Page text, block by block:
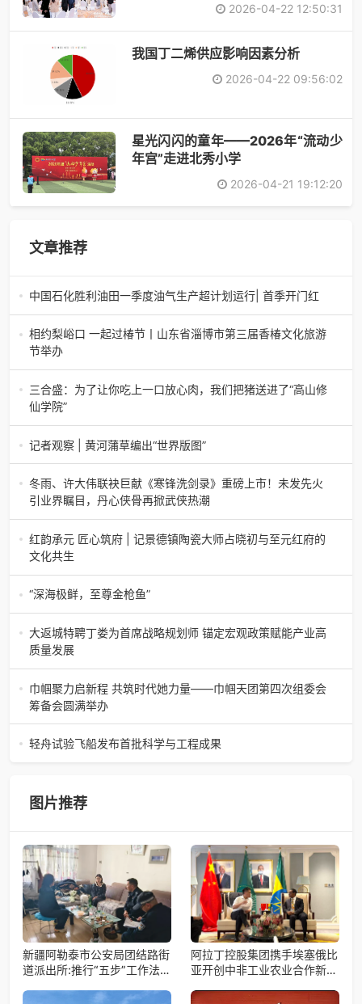
2026-04-22 12:50:31
​我国丁二烯供应影响因素分析
2026-04-22 09:56:02
星光闪闪的童年——2026年“流动少
年宫”走进北秀小学
2026-04-21 19:12:20
文章推荐
中国石化胜利油田一季度油气生产超计划运行| 首季开门红
中国石化胜利油田一季度油气生产超计划运行| 首季开门红济
南电（记者 瑞夫 胜宣）2026年一季度，中国石化胜利油田
生产原油585.86万吨，天
相约梨峪口 一起过椿节丨山东省淄博市第三届香椿文化旅游
节举办
相约梨峪口 一起过椿节丨山东省淄博市第三届香椿文化旅游
节举办济南电（记者 瑞夫）4月18日，山东省淄博市第三届
香椿文化旅游节暨党建
三合盛：为了让你吃上一口放心肉，我们把猪送进了“高山修
仙学院”
三合盛：为了让你吃上一口放心肉，我们把猪送进了“高山修
仙学院”很多人问我，现在的生鲜赛道已经卷成麻花了，为什
么三合盛的“认养一头
记者观察 | 黄河蒲草编出“世界版图”
记者观察 | 黄河蒲草编出“世界版图”山东高青农妇的30年“草
根逆袭”路济南电（记者 瑞夫 王克军 郭克烁）一根黄河滩上
的蒲草，能走多
冬雨、许大伟联袂巨献《寒锋洗剑录》重磅上市！未发先火
引业界瞩目，丹心侠骨再掀武侠热潮
【新书首发】冬雨、许大伟联袂巨献《寒锋洗剑录》重磅上
市！未发先火引业界瞩目，丹心侠骨再掀武侠热潮（文/梵
可）近日，备受业界与读者双
红韵承元 匠心筑府 | 记景德镇陶瓷大师占晓初与至元红府的
文化共生
（中国晨报头条讯）景德镇的窑火，千年不熄，淬炼出无数
陶瓷瑰宝；元代釉里红的一抹艳红，穿越七百年岁月，成为
“深海极鲜，至尊金枪鱼”
“深海极鲜，至尊金枪鱼”苏州吴中白金汉爵大酒店蓝鳍金枪鱼
开鱼品鉴仪式圆满落幕2026年4月17日，江苏省苏州市吴中
白金汉爵大酒店大
大返城特聘丁娄为首席战略规划师 锚定宏观政策赋能产业高
质量发展
2026年4月16日，大返城（浙江）科技有限公司隆重举行签
约仪式，正式特聘丁娄先生担任公司首席战略规划师。此次
强强联合，是大返城集团深度
巾帼聚力启新程 共筑时代她力量——巾帼天团第四次组委会
筹备会圆满举办
巾帼聚力启新程 共筑时代她力量——巾帼天团第四次组委会
筹备会圆满举办2026年4月15日，巾帼天团第四次组委会筹
轻舟试验飞船发布首批科学与工程成果
果。据中国科学院微小卫星
图片推荐
新疆阿勒泰市公安局团结路街
道派出所:推行“五步”工作法
阿拉丁控股集团携手埃塞俄比
亚开创中非工业农业合作新篇